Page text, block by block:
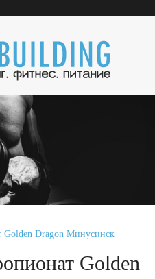
Golden Dragon Минусинск
Golden